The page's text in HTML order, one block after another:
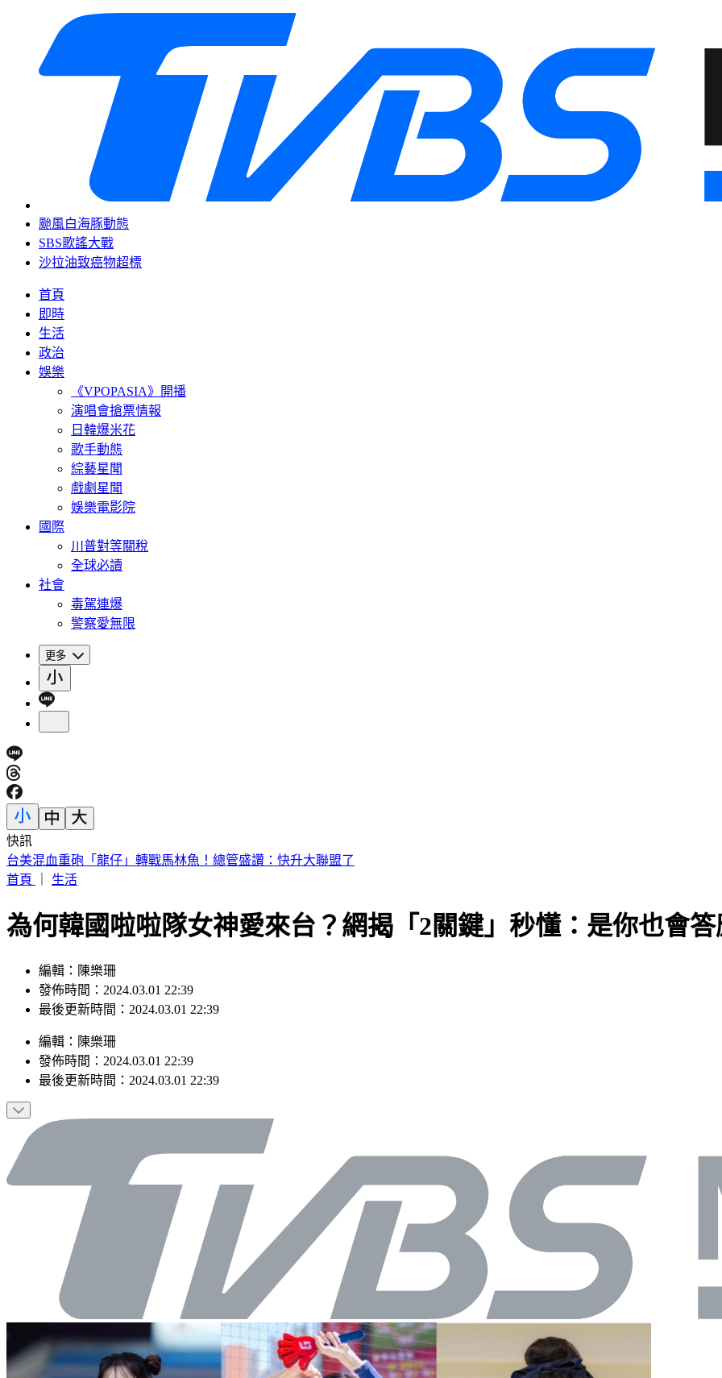
颱風白海豚動態
SBS歌謠大戰
沙拉油致癌物超標
首頁
即時
生活
政治
娛樂
《VPOPASIA》開播
演唱會搶票情報
日韓爆米花
歌手動態
綜藝星聞
戲劇星聞
娛樂電影院
國際
川普對等關稅
全球必讀
社會
毒駕連爆
警察愛無限
更多
快訊
台美混血重砲「龍仔」轉戰馬林魚！總管盛讚：快升大聯盟了
首頁
生活
為何韓國啦啦隊女神愛來台？網揭「2關鍵」秒懂：是你也會答
編輯：陳樂珊
發佈時間：2024.03.01 22:39
最後更新時間：2024.03.01 22:39
編輯 ： 陳樂珊
發佈時間： 2024.03.01 22:39
最後更新時間： 2024.03.01 22:39